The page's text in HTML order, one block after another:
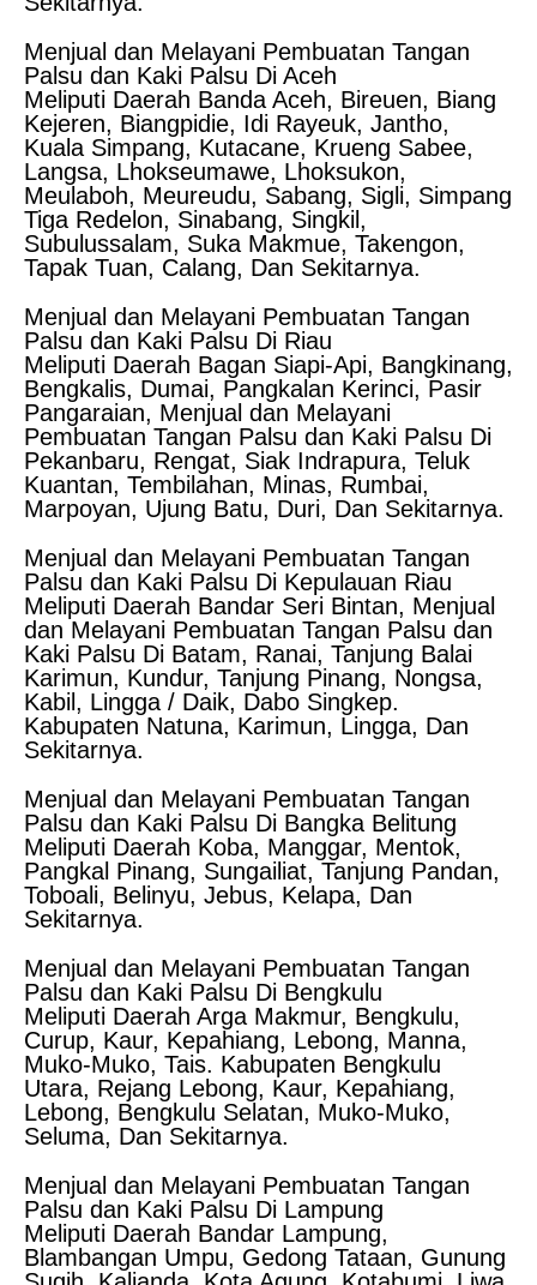
Menjual dan Melayani Pembuatan Tangan
Palsu dan Kaki Palsu Di Aceh
Meliputi Daerah Banda Aceh, Bireuen, Biang
Kejeren, Biangpidie, Idi Rayeuk, Jantho,
Kuala Simpang, Kutacane, Krueng Sabee,
Langsa, Lhokseumawe, Lhoksukon,
Meulaboh, Meureudu, Sabang, Sigli, Simpang
Tiga Redelon, Sinabang, Singkil,
Subulussalam, Suka Makmue, Takengon,
Tapak Tuan, Calang, Dan Sekitarnya.
Menjual dan Melayani Pembuatan Tangan
Palsu dan Kaki Palsu Di Riau
Meliputi Daerah Bagan Siapi-Api, Bangkinang,
Bengkalis, Dumai, Pangkalan Kerinci, Pasir
Pangaraian, Menjual dan Melayani
Pembuatan Tangan Palsu dan Kaki Palsu Di
Pekanbaru, Rengat, Siak Indrapura, Teluk
Kuantan, Tembilahan, Minas, Rumbai,
Marpoyan, Ujung Batu, Duri, Dan Sekitarnya.
Menjual dan Melayani Pembuatan Tangan
Palsu dan Kaki Palsu Di Kepulauan Riau
Meliputi Daerah Bandar Seri Bintan, Menjual
dan Melayani Pembuatan Tangan Palsu dan
Kaki Palsu Di Batam, Ranai, Tanjung Balai
Karimun, Kundur, Tanjung Pinang, Nongsa,
Kabil, Lingga / Daik, Dabo Singkep.
Kabupaten Natuna, Karimun, Lingga, Dan
Sekitarnya.
Menjual dan Melayani Pembuatan Tangan
Palsu dan Kaki Palsu Di Bangka Belitung
Meliputi Daerah Koba, Manggar, Mentok,
Pangkal Pinang, Sungailiat, Tanjung Pandan,
Toboali, Belinyu, Jebus, Kelapa, Dan
Sekitarnya.
Menjual dan Melayani Pembuatan Tangan
Palsu dan Kaki Palsu Di Bengkulu
Meliputi Daerah Arga Makmur, Bengkulu,
Curup, Kaur, Kepahiang, Lebong, Manna,
Muko-Muko, Tais. Kabupaten Bengkulu
Utara, Rejang Lebong, Kaur, Kepahiang,
Lebong, Bengkulu Selatan, Muko-Muko,
Seluma, Dan Sekitarnya.
Menjual dan Melayani Pembuatan Tangan
Palsu dan Kaki Palsu Di Lampung
Meliputi Daerah Bandar Lampung,
Blambangan Umpu, Gedong Tataan, Gunung